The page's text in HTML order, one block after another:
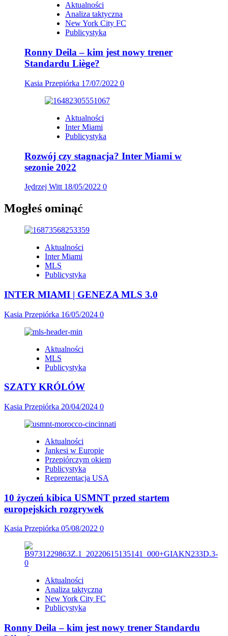
Aktualności
Analiza taktyczna
New York City FC
Publicystyka
Ronny Deila – kim jest nowy trener
Standardu Liège?
Kasia Przepiórka 17/07/2022 0
Aktualności
Inter Miami
Publicystyka
Rozwój czy stagnacja? Inter Miami w
sezonie 2022
Jędrzej Witt 18/05/2022 0
Mogłeś ominąć
Aktualności
Inter Miami
MLS
Publicystyka
INTER MIAMI | GENEZA MLS 3.0
Kasia Przepiórka 16/05/2024 0
Aktualności
MLS
Publicystyka
SZATY KRÓLÓW
Kasia Przepiórka 20/04/2024 0
Aktualności
Jankesi w Europie
Przepiórczym okiem
Publicystyka
Reprezentacja USA
10 życzeń kibica USMNT przed startem
europejskich rozgrywek
Kasia Przepiórka 05/08/2022 0
Aktualności
Analiza taktyczna
New York City FC
Publicystyka
Ronny Deila – kim jest nowy trener Standardu